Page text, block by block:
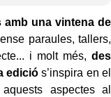
amb una vintena de
paraules, tallers,
i molt més, des
edició s’inspira en el
aspectes al